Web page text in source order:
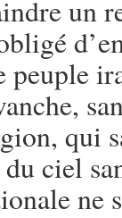
un
peuple
qui
ciel
ne